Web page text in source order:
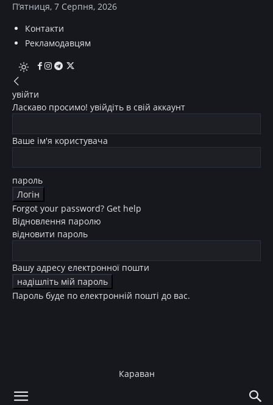
П’ятниця, 7 Серпня, 2026
Контакти
Рекламодавцям
увійти
Ласкаво просимо! увійдіть в свій аккаунт
Ваше ім'я користувача
пароль
Forgot your password? Get help
Відновлення паролю
відновити пароль
Вашу адресу електронної пошти
Пароль буде по електронній пошті до вас.
Караван